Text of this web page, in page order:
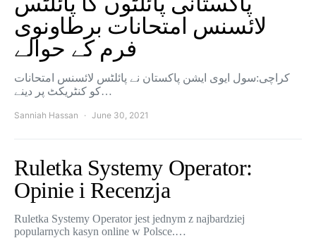
لائسنس امتحانات برطاونوی
فرم کے حوالے
کراچی:سول ایوی ایشن پاکستان نے پائلٹس لائسنس امتحانات
کو کنٹریکٹ پر دینے…
Sanniah Hassan June 30, 2021
Ruletka Systemy Operator:
Opinie i Recenzja
Ruletka Systemy Operator jest jednym z najbardziej
popularnych kasyn online w Polsce.…